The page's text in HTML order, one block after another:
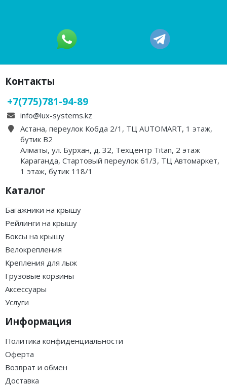
Контакты
+7(775)781-94-89
info@lux-systems.kz
Астана, переулок Кобда 2/1, ТЦ AUTOMART, 1 этаж,
бутик B2
Алматы, ул. Бурхан, д. 32, Техцентр Titan, 2 этаж
Караганда, Стартовый переулок 61/3, ТЦ Автомаркет,
1 этаж, бутик 118/1
Каталог
Багажники на крышу
Рейлинги на крышу
Боксы на крышу
Велокрепления
Крепления для лыж
Грузовые корзины
Аксессуары
Услуги
Информация
Политика конфиденциальности
Оферта
Возврат и обмен
Доставка